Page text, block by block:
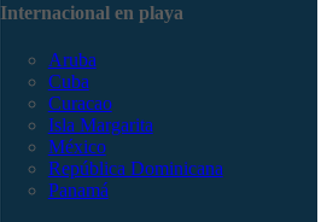
Internacional en playa
Aruba
Cuba
Curacao
Isla Margarita
México
República Dominicana
Panamá